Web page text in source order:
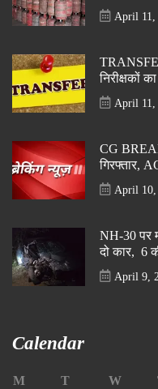
April 11,
निरीक्षकों
April 11,
CG
गिरफ्तार,
April 10,
NH-30 पर
दो कार, 6
April 9,
Calendar
M T W